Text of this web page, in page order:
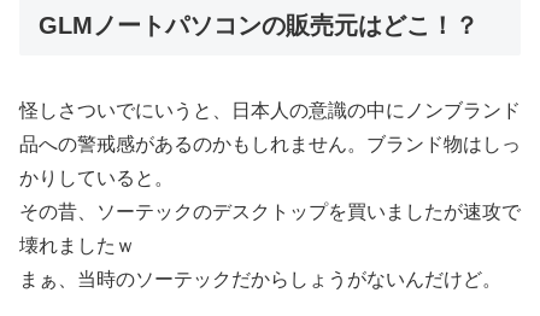
GLMノートパソコンの販売元はどこ！？
怪しさついでにいうと、日本人の意識の中にノンブランド
品への警戒感があるのかもしれません。ブランド物はしっ
かりしていると。
その昔、ソーテックのデスクトップを買いましたが速攻で
壊れましたｗ
まぁ、当時のソーテックだからしょうがないんだけど。